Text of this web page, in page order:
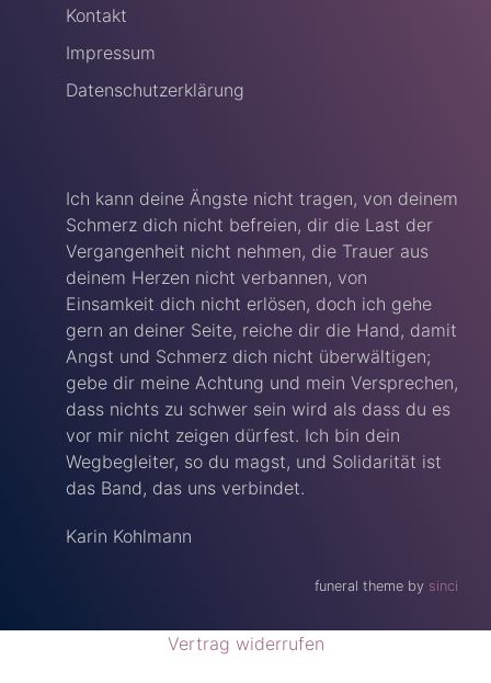
Kontakt
Impressum
Datenschutzerklärung
Ich kann deine Ängste nicht tragen, von deinem
Schmerz dich nicht befreien, dir die Last der
Vergangenheit nicht nehmen, die Trauer aus
deinem Herzen nicht verbannen, von
Einsamkeit dich nicht erlösen, doch ich gehe
gern an deiner Seite, reiche dir die Hand, damit
Angst und Schmerz dich nicht überwältigen;
gebe dir meine Achtung und mein Versprechen,
dass nichts zu schwer sein wird als dass du es
vor mir nicht zeigen dürfest. Ich bin dein
Wegbegleiter, so du magst, und Solidarität ist
das Band, das uns verbindet.
Karin Kohlmann
funeral theme by sinci
Vertrag widerrufen